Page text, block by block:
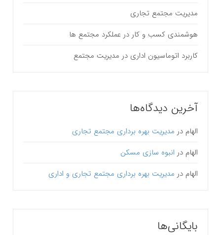
مدیریت مجتمع تجاری
هوشمندی کسب و کار در عملکرد مجتمع ها
کاربرد اتوماسیون اداری در مدیریت مجتمع
آخرین دیدگاه‌ها
الهام در مدیریت بهره برداری مجتمع تجاری
الهام در انبوه سازی مسکن
الهام در مدیریت بهره برداری مجتمع تجاری و اداری
بایگانی‌ها